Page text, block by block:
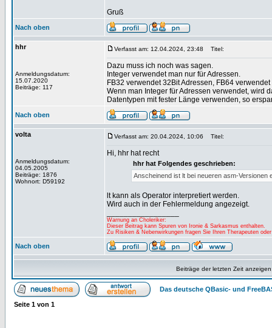
Gruß
Nach oben
hhr
Anmeldungsdatum:
15.07.2020
Beiträge: 117
Verfasst am: 12.04.2024, 23:48 Titel:
Dazu muss ich noch was sagen.
Integer verwendet man nur für Adressen.
FB32 verwendet 32Bit Adressen, FB64
Wenn man Integer für Adressen verwendet, wird
Datentypen mit fester Länge verwenden, so
Nach oben
volta
Anmeldungsdatum:
04.05.2005
Beiträge: 1876
Wohnort: D59192
Verfasst am: 20.04.2024, 10:06 Titel:
Hi, hhr hat recht
hhr hat Folgendes geschrieben:
Anscheinend ist lt bei neueren asm-Versionen
lt kann als Operator interpretiert werden.
Wird auch in der Fehlermeldung angezeigt.
Warnung an Choleriker:
Dieser Beitrag kann Spuren von Ironie & Sarkasmus enthalten.
Zu Risiken & Nebenwirkungen fragen Sie Ihren Therapeuten
Nach oben
Beiträge der letzten Zeit
Das deutsche QBasic- und
Seite 1 von 1